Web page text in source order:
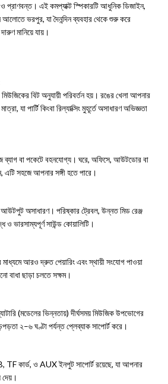
প্রাণবন্ত। এই কমপ্যাক্ট স্পিকারটি আধুনিক ডিজাইন,
আলোতে ভরপুর, যা দৈনন্দিন ব্যবহার থেকে শুরু করে
মানিয়ে যায়।
মিউজিকের বিট অনুযায়ী পরিবর্তন হয়। রঙের খেলা আপনার
যা পার্টি কিংবা রিল্যাক্সিং মুহূর্তে অসাধারণ অভিজ্ঞতা
বা পকেটে বহনযোগ্য। ঘরে, অফিসে, আউটডোর বা
এটি সহজে আপনার সঙ্গী হতে পারে।
অসাধারণ। পরিষ্কার ট্রেবল, উন্নত মিড রেঞ্জ
ভারসাম্যপূর্ণ সাউন্ড কোয়ালিটি।
আরও দ্রুত পেয়ারিং এবং স্থায়ী সংযোগ পাওয়া
বাধা ছাড়া চলতে সক্ষম।
(মডেলের ভিন্নতায়) দীর্ঘসময় মিউজিক উপভোগের
২–৬ ঘণ্টা পর্যন্ত প্লেব্যাক সাপোর্ট করে।
TF কার্ড, ও AUX ইনপুট সাপোর্ট রয়েছে, যা আপনার
দেয়।